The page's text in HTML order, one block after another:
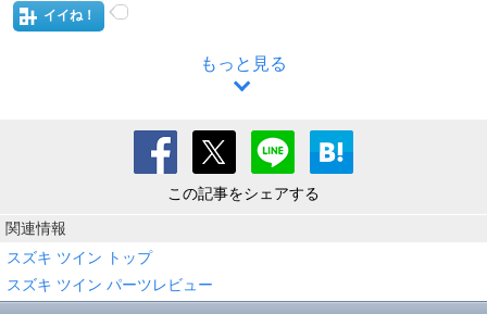
イイね！
もっと見る
この記事をシェアする
関連情報
スズキ ツイン トップ
スズキ ツイン パーツレビュー